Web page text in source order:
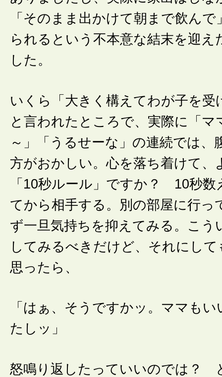
「そのまま出かけて朝まで飲んで
られるという不本意な結末を迎え
した。
いくら「大きく構えてわが子を受
と言われたところで、実際に「マ
～」「うるせーな」の連続では、
方がおかしい。心を落ち着けて、
「10秒ルール」ですか？ 10秒数
てから相手する。別の部屋に行っ
ず一旦気持ちを抑えてみる。こう
してみるべきだけど、それにして
思ったら、
「はぁ、そうですかッ。ママも
たしッ」
怒鳴り返したっていいのでは？